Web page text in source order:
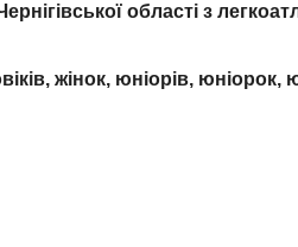
області з
жінок, юніорів, юніорок,